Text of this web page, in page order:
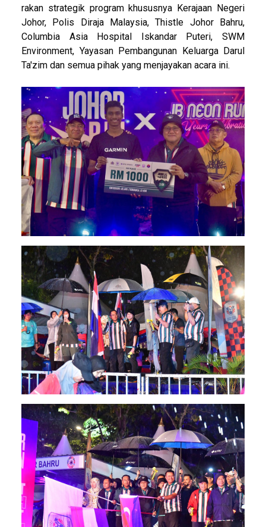
rakan strategik program khususnya Kerajaan Negeri
Johor, Polis Diraja Malaysia, Thistle Johor Bahru,
Columbia Asia Hospital Iskandar Puteri, SWM
Environment, Yayasan Pembangunan Keluarga Darul
Ta'zim dan semua pihak yang menjayakan acara ini.